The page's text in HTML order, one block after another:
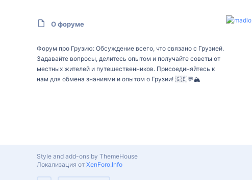
О форуме
Форум про Грузию: Обсуждение всего, что связано с Грузией.
Задавайте вопросы, делитесь опытом и получайте советы от
местных жителей и путешественников. Присоединяйтесь к
нам для обмена знаниями и опытом о Грузии! 🇬🇪💬🏔️
Style and add-ons by ThemeHouse
Локализация от XenForo.Info